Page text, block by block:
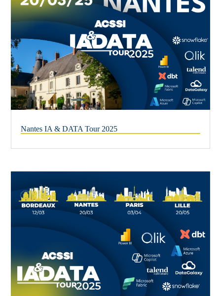
Nantes IA & DATA Tour 2025